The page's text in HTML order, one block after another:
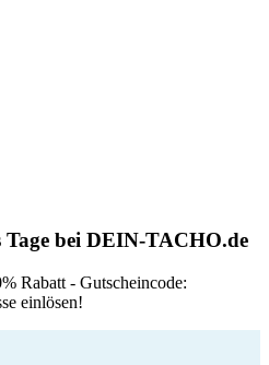
bei DEIN-TACHO.de
Rabatt - Gutscheincode:
einlösen!